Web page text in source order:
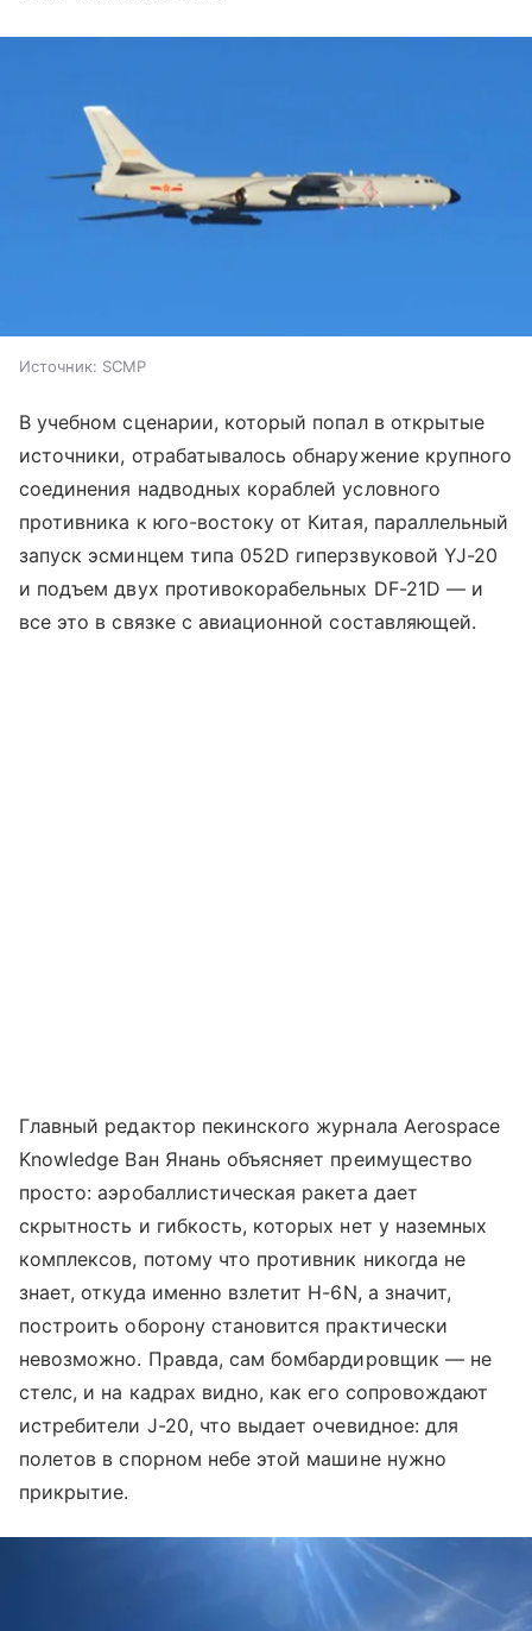
Источник: SCMP
В учебном сценарии, который попал в открытые
источники, отрабатывалось обнаружение крупного
соединения надводных кораблей условного
противника к юго-востоку от Китая, параллельный
запуск эсминцем типа 052D гиперзвуковой YJ-20
и подъем двух противокорабельных DF-21D — и
все это в связке с авиационной составляющей.
Главный редактор пекинского журнала Aerospace
Knowledge Ван Янань объясняет преимущество
просто: аэробаллистическая ракета дает
скрытность и гибкость, которых нет у наземных
комплексов, потому что противник никогда не
знает, откуда именно взлетит H-6N, а значит,
построить оборону становится практически
невозможно. Правда, сам бомбардировщик — не
стелс, и на кадрах видно, как его сопровождают
истребители J-20, что выдает очевидное: для
полетов в спорном небе этой машине нужно
прикрытие.